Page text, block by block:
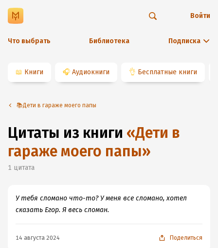
Что выбрать Библиотека Подписка
Войти
📖 Книги 🎧 Аудиокниги 👌 Бесплатные книги
📚Дети в гараже моего папы
Цитаты из книги «Дети в
гараже моего папы»
1 цитата
У тебя сломано что-то? У меня все сломано, хотел
сказать Егор. Я весь сломан.
14 августа 2024 Поделиться